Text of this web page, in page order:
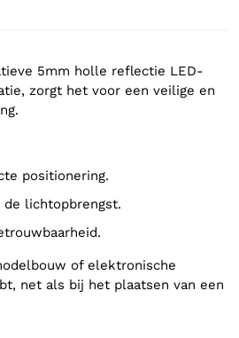
5mm holle reflectie LED-
zorgt het voor een veilige en
positionering.
de lichtopbrengst.
of elektronische
net als bij het plaatsen van een